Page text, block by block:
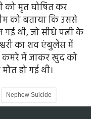
को मृत घोषित कर
को बताया कि उससे
थी, जो सीधे पत्नी के
का शव एंबुलेंस में
कमरे में जाकर खुद को
हो गई थी।
Nephew Suicide